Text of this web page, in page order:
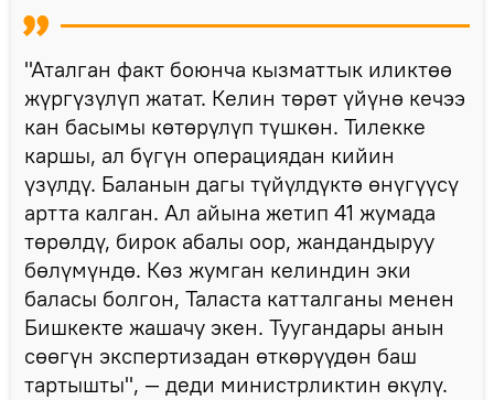
"Аталган факт боюнча кызматтык иликтөө
жүргүзүлүп жатат. Келин төрөт үйүнө кечээ
кан басымы көтөрүлүп түшкөн. Тилекке
каршы, ал бүгүн операциядан кийин
үзүлдү. Баланын дагы түйүлдүктө өнүгүүсү
артта калган. Ал айына жетип 41 жумада
төрөлдү, бирок абалы оор, жандандыруу
бөлүмүндө. Көз жумган келиндин эки
баласы болгон, Таласта катталганы менен
Бишкекте жашачу экен. Туугандары анын
сөөгүн экспертизадан өткөрүүдөн баш
тартышты", — деди министрликтин өкүлү.